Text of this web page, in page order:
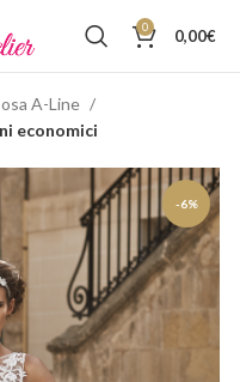
0 0,00€
A-Line
economici
-6%